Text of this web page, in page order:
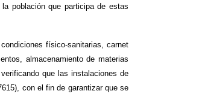
población que participa de estas
físico-sanitarias, carnet
almacenamiento de materias
que las instalaciones de
con el fin de garantizar que se